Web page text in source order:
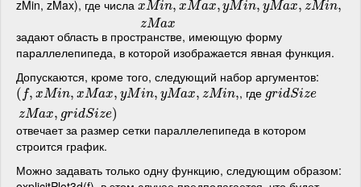
zMin, zMax), где числа xMin, xMax, yMin, yMax, zMin,
zMax
xMin,xMax,yMin,yMax,z Min,zMa x
задают область в пространстве, имеющую форму
параллелепипеда, в которой изображается явная функция.
Допускаются, кроме того, следующий набор аргументов:
( f, xMin, xMax, yMin, yMax, zMin,
zMax, gridSize)
( ,x Min,xMa x,yMin,y Max,zM n,zMax, gridSize, где gridSize
gridSize
отвечает за размер сетки параллелепипеда в котором
строится график.
Можно задавать только одну функцию, следующим образом: